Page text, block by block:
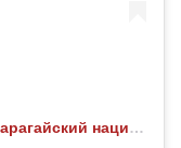
Катонқарағай ұлттық паркі/Катон-Карагайский национальный парк (@katonkaragay_nationalpark) 分享的帖子